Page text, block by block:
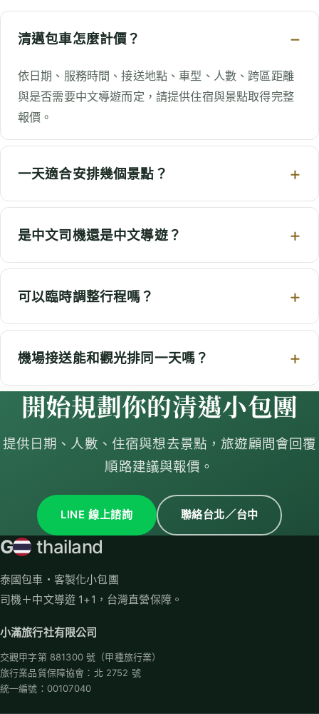
清邁包車怎麼計價？
依日期、服務時間、接送地點、車型、人數、跨區距離
與是否需要中文導遊而定，請提供住宿與景點取得完整
報價。
一天適合安排幾個景點？
是中文司機還是中文導遊？
可以臨時調整行程嗎？
機場接送能和觀光排同一天嗎？
開始規劃你的清邁小包團
提供日期、人數、住宿與想去景點，旅遊顧問會回覆
順路建議與報價。
LINE 線上諮詢 聯絡台北／台中
G thailand
泰國包車・客製化小包團
司機＋中文導遊 1+1，台灣直營保障。
小滿旅行社有限公司
交觀甲字第 881300 號（甲種旅行業）
旅行業品質保障協會：北 2752 號
統一編號：00107040